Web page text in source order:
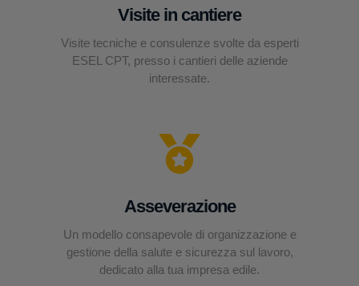
Visite in cantiere
Visite tecniche e consulenze svolte da esperti
ESEL CPT, presso i cantieri delle aziende
interessate.
Asseverazione
Un modello consapevole di organizzazione e
gestione della salute e sicurezza sul lavoro,
dedicato alla tua impresa edile.